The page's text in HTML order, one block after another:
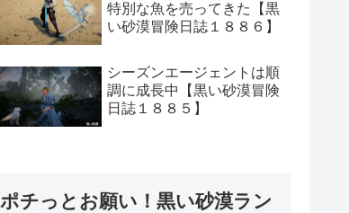
特別な魚を売ってきた【黒
い砂漠冒険日誌１８８６】
シーズンエージェントは順
調に成長中【黒い砂漠冒険
日誌１８８５】
ポチっとお願い！黒い砂漠ラン